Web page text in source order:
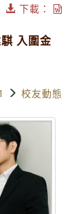
下載：
入圍金
校友動態